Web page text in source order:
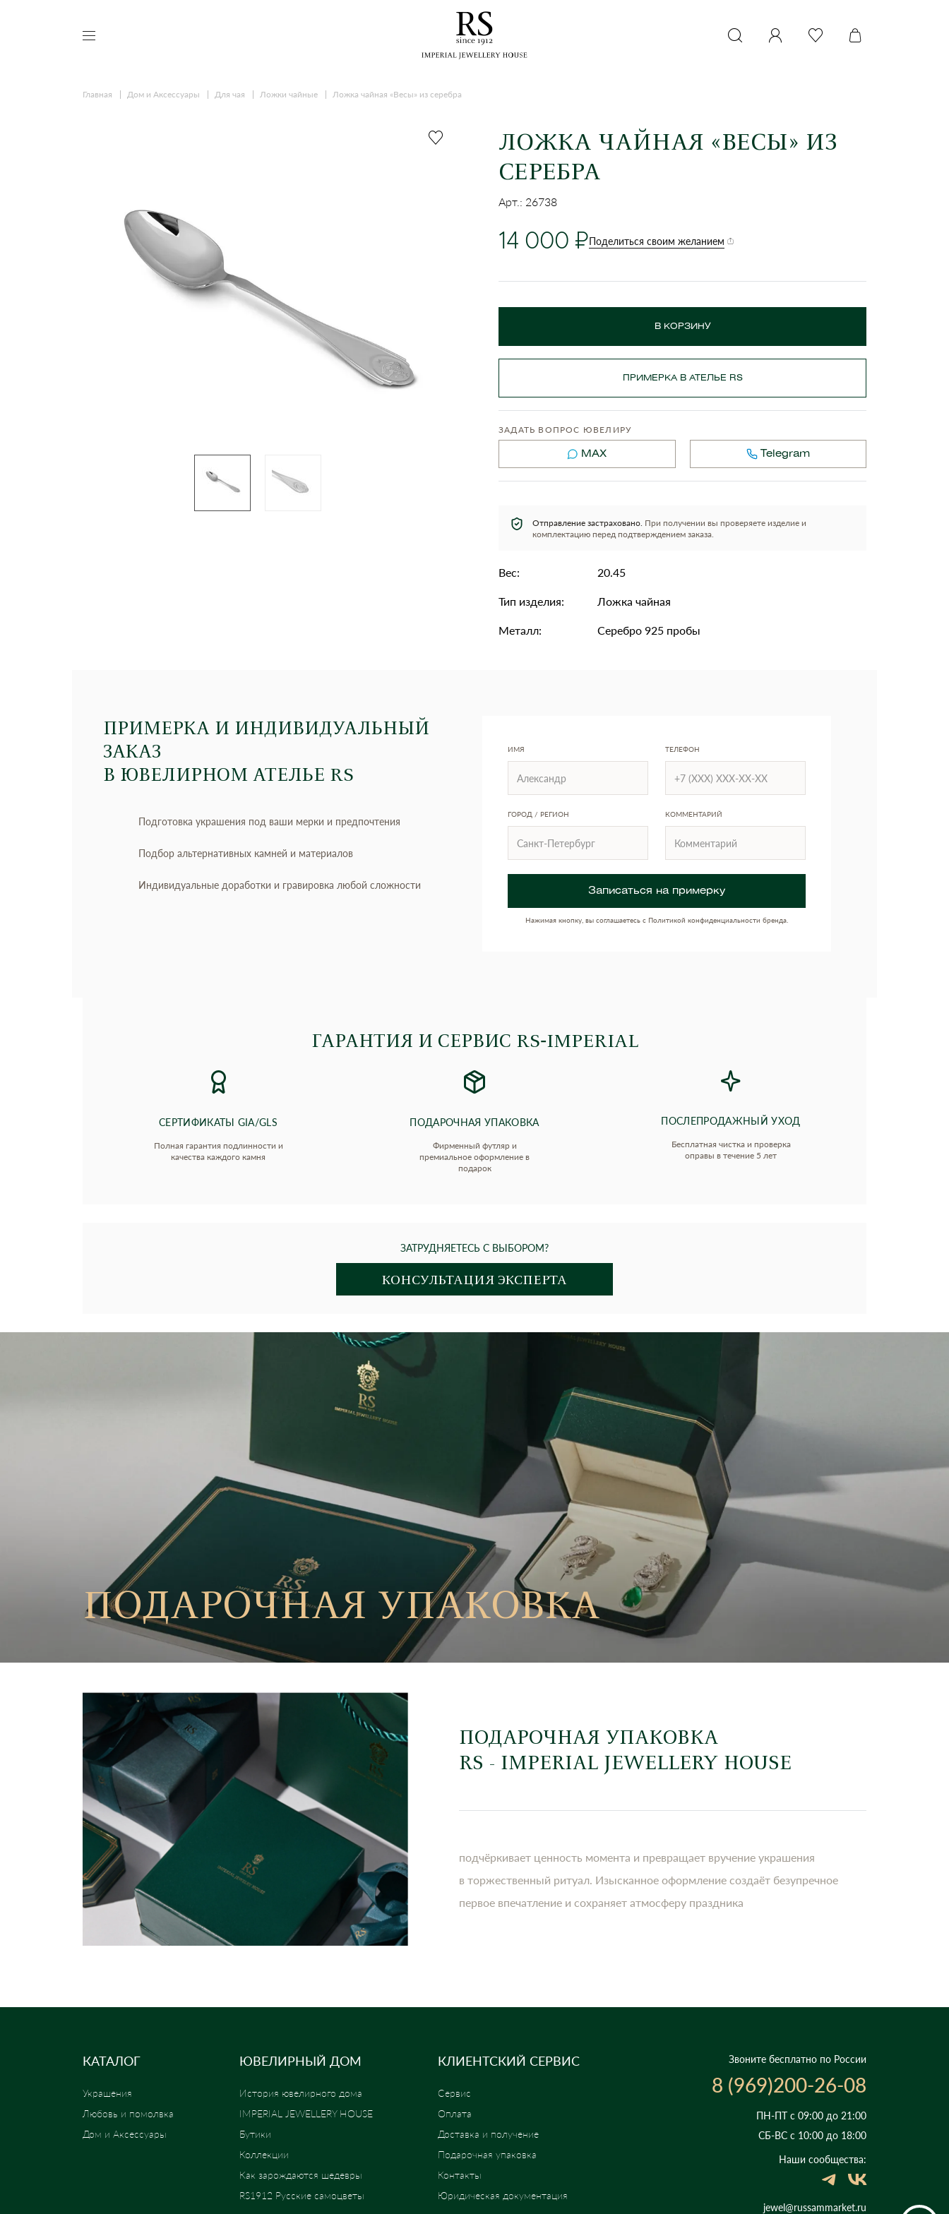
Главная Дом и Аксессуары Для чая Ложки чайные Ложка чайная «Весы» из серебра
ЛОЖКА ЧАЙНАЯ «ВЕСЫ» ИЗ
СЕРЕБРА
Арт.: 26738
14 000 Поделиться своим желанием
В КОРЗИНУ
ПРИМЕРКА В АТЕЛЬЕ RS
ЗАДАТЬ ВОПРОС ЮВЕЛИРУ
MAX Telegram
Отправление застраховано. При получении вы проверяете изделие и
комплектацию перед подтверждением заказа.
Вес:
20.45
Тип изделия:
Ложка чайная
Металл:
Серебро 925 пробы
ПРИМЕРКА И ИНДИВИДУАЛЬНЫЙ
ЗАКАЗ
В ЮВЕЛИРНОМ АТЕЛЬЕ RS
Подготовка украшения под ваши мерки и предпочтения
Подбор альтернативных камней и материалов
Индивидуальные доработки и гравировка любой сложности
ИМЯ ТЕЛЕФОН
ГОРОД / РЕГИОН КОММЕНТАРИЙ
Записаться на примерку
Нажимая кнопку, вы соглашаетесь с Политикой конфиденциальности бренда.
ГАРАНТИЯ И СЕРВИС RS‑IMPERIAL
СЕРТИФИКАТЫ GIA/GLS
Полная гарантия подлинности и
качества каждого камня
ПОДАРОЧНАЯ УПАКОВКА
Фирменный футляр и
премиальное оформление в
подарок
ПОСЛЕПРОДАЖНЫЙ УХОД
Бесплатная чистка и проверка
оправы в течение 5 лет
ЗАТРУДНЯЕТЕСЬ С ВЫБОРОМ?
КОНСУЛЬТАЦИЯ ЭКСПЕРТА
ПОДАРОЧНАЯ УПАКОВКА
ПОДАРОЧНАЯ УПАКОВКА
RS - IMPERIAL JEWELLERY HOUSE
подчёркивает ценность момента и превращает вручение украшения
в торжественный ритуал. Изысканное оформление создаёт безупречное
первое впечатление и сохраняет атмосферу праздника
КАТАЛОГ
Украшения
Любовь и помолвка
Дом и Аксессуары
ЮВЕЛИРНЫЙ ДОМ
История ювелирного дома
IMPERIAL JEWELLERY HOUSE
Бутики
Коллекции
Как зарождаются шедевры
RS1912 Русские самоцветы
КЛИЕНТСКИЙ СЕРВИС
Сервис
Оплата
Доставка и получение
Подарочная упаковка
Контакты
Юридическая документация
Звоните бесплатно по России
8 (969)200-26-08
ПН-ПТ с 09:00 до 21:00
СБ-ВС с 10:00 до 18:00
Наши сообщества:
jewel@russammarket.ru